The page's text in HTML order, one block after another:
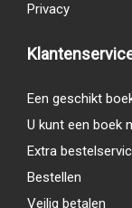
Privacy
Een geschikt
U kunt een boek
Extra
Bestellen
Veilig betalen